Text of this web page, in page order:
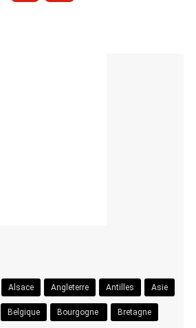
Alsace Angleterre Antilles Asie
Belgique Bourgogne Bretagne